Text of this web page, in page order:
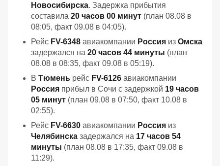
Новосибирска. Задержка прибытия
составила 20 часов 00 минут (план 08.08 в
08:05, факт 09.08 в 04:05).
Рейс FV-6348 авиакомпании Россия из Омска
задержался на 20 часов 44 минуты (план
08.08 в 08:35, факт 09.08 в 05:19).
В Тюмень рейс FV-6126 авиакомпании
Россия прибыл в Сочи с задержкой 19 часов
05 минут (план 09.08 в 07:50, факт 10.08 в
02:55).
Рейс FV-6630 авиакомпании Россия из
Челябинска задержался на 17 часов 54
минуты (план 08.08 в 17:35, факт 09.08 в
11:29).